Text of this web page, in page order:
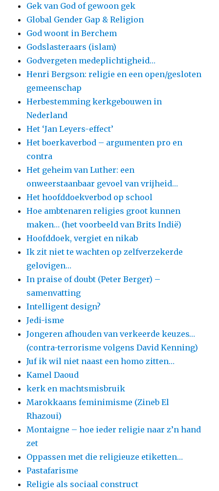
Gek van God of gewoon gek
Global Gender Gap & Religion
God woont in Berchem
Godslasteraars (islam)
Godvergeten medeplichtigheid…
Henri Bergson: religie en een open/gesloten
gemeenschap
Herbestemming kerkgebouwen in
Nederland
Het ‘Jan Leyers-effect’
Het boerkaverbod – argumenten pro en
contra
Het geheim van Luther: een
onweerstaanbaar gevoel van vrijheid…
Het hoofddoekverbod op school
Hoe ambtenaren religies groot kunnen
maken… (het voorbeeld van Brits Indië)
Hoofddoek, vergiet en nikab
Ik zit niet te wachten op zelfverzekerde
gelovigen…
In praise of doubt (Peter Berger) –
samenvatting
Intelligent design?
Jedi-isme
Jongeren afhouden van verkeerde keuzes…
(contra-terrorisme volgens David Kenning)
Juf ik wil niet naast een homo zitten…
Kamel Daoud
kerk en machtsmisbruik
Marokkaans feminimisme (Zineb El
Rhazoui)
Montaigne – hoe ieder religie naar z’n hand
zet
Oppassen met die religieuze etiketten…
Pastafarisme
Religie als sociaal construct